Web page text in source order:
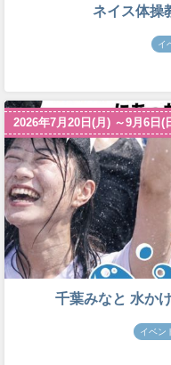
ネイス体
イ
2026年7月20日(月) ～9月6日(
千葉みなと 水か
イベン